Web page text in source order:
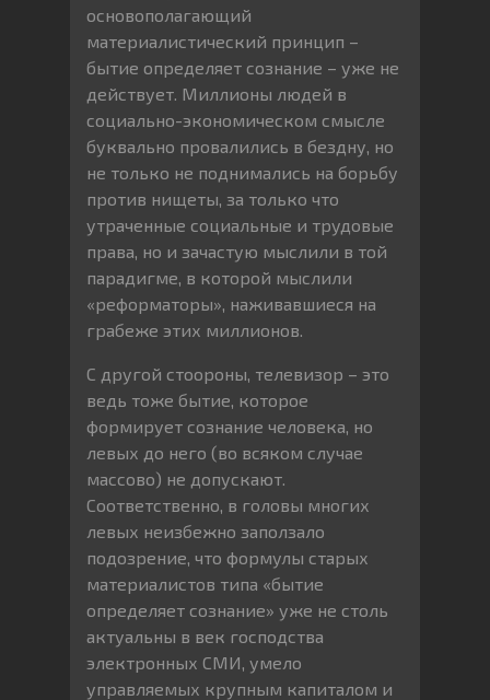
основополагающий
материалистический принцип –
бытие определяет сознание – уже не
действует. Миллионы людей в
социально-экономическом смысле
буквально провалились в бездну, но
не только не поднимались на борьбу
против нищеты, за только что
утраченные социальные и трудовые
права, но и зачастую мыслили в той
парадигме, в которой мыслили
«реформаторы», наживавшиеся на
грабеже этих миллионов.
С другой стоороны, телевизор – это
ведь тоже бытие, которое
формирует сознание человека, но
левых до него (во всяком случае
массово) не допускают.
Соответственно, в головы многих
левых неизбежно заползало
подозрение, что формулы старых
материалистов типа «бытие
определяет сознание» уже не столь
актуальны в век господства
электронных СМИ, умело
управляемых крупным капиталом и